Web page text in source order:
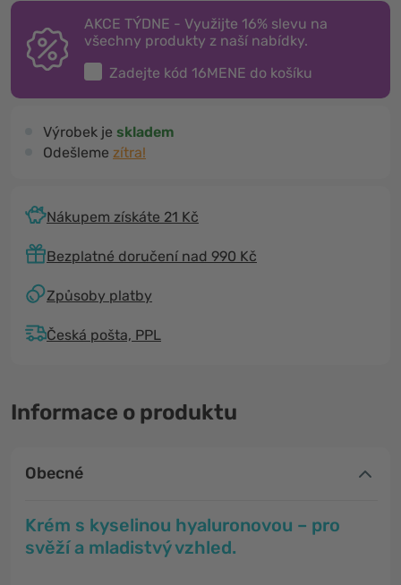
AKCE TÝDNE - Využijte 16% slevu na
všechny produkty z naší nabídky.
Zadejte kód 16MENE do košíku
Výrobek je skladem
Odešleme zítra!
Nákupem získáte 21 Kč
Bezplatné doručení nad 990 Kč
Způsoby platby
Česká pošta, PPL
Informace o produktu
Obecné
Krém s kyselinou hyaluronovou – pro
svěží a mladistvý vzhled.